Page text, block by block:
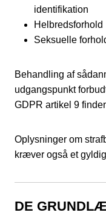
identifikation
Helbredsforhold
Seksuelle
Behandling af
udgangspunkt
GDPR artikel 9
Oplysninger om
kræver også et
DE